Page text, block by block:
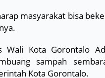
masyarakat bisa
Wali Kota Gorontalo
sampah
Kota Gorontalo.